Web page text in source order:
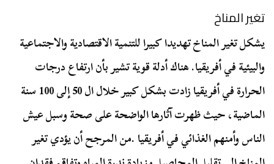
تغير المناخ
يشكل تغير المناخ تهديدا كبيرا للتنمية الاقتصادية والاجتماعية
والبيئية في أفريقيا. هناك أدلة قوية تشير بأن ارتفاع درجات
الحرارة في أفريقيا زادت بشكل كبير خلال ال 50 إلى 100 سنة
الماضية، حيث ظهرت آثارها الواضحة على صحة وسبل عيش
الناس وأمنهم الغذائي في أفريقيا .من المرجح أن يؤدي تغير